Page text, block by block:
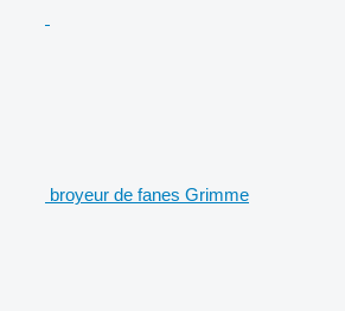
broyeur de fanes Grimme